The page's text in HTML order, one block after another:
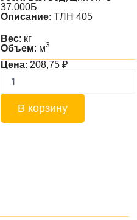
37.000Б
Описание: ТЛН 405
Вес: кг
Объем: м3
Цена: 208,75 ₽
товара
Шайба
специальная
В корзину